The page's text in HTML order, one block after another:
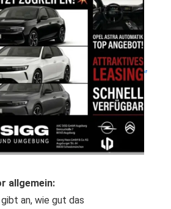
allgemein:
an, wie gut das